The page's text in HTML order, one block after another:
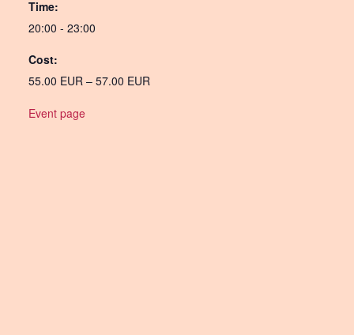
Time:
20:00 - 23:00
Cost:
55.00 EUR – 57.00 EUR
Event page